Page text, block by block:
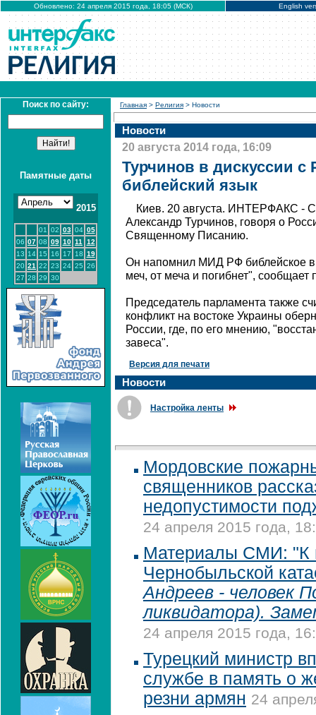
Обновлено: 24 апреля 2015 года, 18:05 (МСК) English
Поиск по сайту:
Памятные даты
2015
01 02 03 04 05
06 07 08 09 10 11
12
13 14 15 16 17 18 19
20 21 22 23 24 25 26
27 28 29 30
Главная > Религия > Новости
Новости
20 августа 2014 года, 16:09
Турчинов в дискуссии с
библейский язык
Киев. 20 августа. ИНТЕРФАКС -
Александр Турчинов, говоря о
Священному Писанию.
Он напомнил МИД РФ библейское
меч, от меча и погибнет",
Председатель парламента также
конфликт на востоке Украины
России, где, по его мнению,
завеса".
Версия для печати
Новости
Настройка ленты
Мордовские
священников
недопустимости
24 апреля 2015 года,
Материалы СМИ: "К
Чернобыльской
Андреев - человек
ликвидатора).
24 апреля 2015 года,
Турецкий министр
службе в память о
резни армян 24